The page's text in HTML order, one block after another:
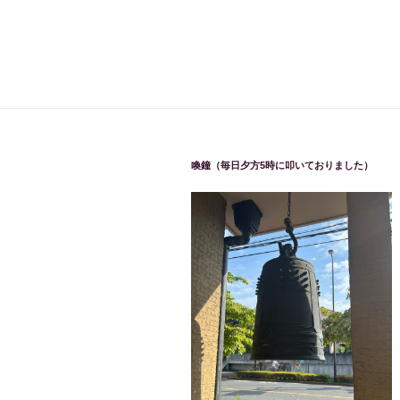
喚鐘（毎日夕方5時に叩いておりました）